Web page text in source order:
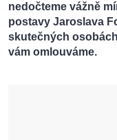
nedočteme vážně
postavy Jaroslava
skutečných
vám omlouváme.